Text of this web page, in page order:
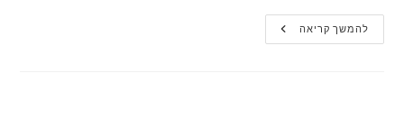
להמשך קריאה